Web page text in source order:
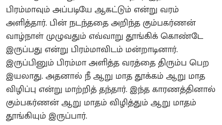
பிரம்மாவும் அப்படியே ஆகட்டும் என்று வரம்
அளித்தார். பின் நடந்ததை அறிந்த கும்பகர்ணன்
வாழ்நாள் முழுவதும் எவ்வாறு தூங்கிக் கொண்டே
இருப்பது என்று பிரம்மாவிடம் மன்றாடினார்.
இருப்பினும் பிரம்மா அளித்த வரத்தை திரும்ப பெற
இயலாது. அதனால் நீ ஆறு மாத தூக்கம் ஆறு மாத
விழிப்பு என்று மாற்றித் தந்தார். இந்த காரணத்தினால்
கும்பகர்ணன் ஆறு மாதம் விழித்தும் ஆறு மாதம்
தூங்கியும் இருப்பார்.